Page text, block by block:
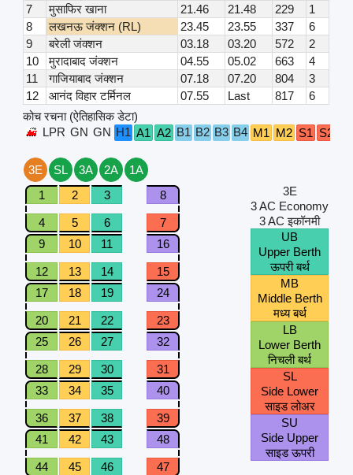
7
मुसाफिर खाना 21.46 21.48 229
1
8
लखनऊ जंक्शन (RL) 23.45 23.55 337
6
9
बरेली जंक्शन 03.18 03.20 572
2
10
मुरादाबाद जंक्शन 04.55 05.02 663
4
11
गाजियाबाद जंक्शन 07.18 07.20 804
3
12
आनंद विहार टर्मिनल 07.55 Last 817
6
कोच रचना (ऐतिहासिक डेटा)
LPR GN GN H1 A1 A2 B1 B2 B3 B4 M1 M2 S1 S2
3E SL 3A 2A
1A
1
2 3 8
4 5 6
7
9
10 11 16
12 13 14
15
17
18 19 24
20 21 22
23
25
26 27 32
28 29 30
31
33
34 35 40
36 37 38
39
41
42 43 48
44 45 46
47
3E
3 AC Economy
3 AC इकॉनमी
UB
Upper Berth
ऊपरी बर्थ
MB
Middle Berth
मध्य बर्थ
LB
Lower Berth
निचली बर्थ
SL
Side Lower
साइड लोअर
SU
Side Upper
साइड ऊपरी